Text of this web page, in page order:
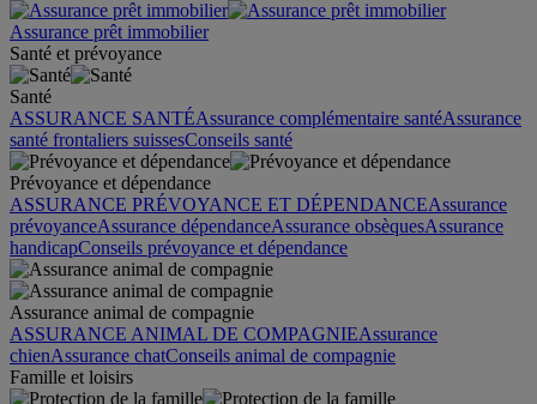
Assurance prêt immobilier
Santé et prévoyance
Santé
ASSURANCE SANTÉAssurance complémentaire santéAssurance
santé frontaliers suissesConseils santé
Prévoyance et dépendance
ASSURANCE PRÉVOYANCE ET DÉPENDANCEAssurance
prévoyanceAssurance dépendanceAssurance obsèquesAssurance
handicapConseils prévoyance et dépendance
Assurance animal de compagnie
ASSURANCE ANIMAL DE COMPAGNIEAssurance
chienAssurance chatConseils animal de compagnie
Famille et loisirs